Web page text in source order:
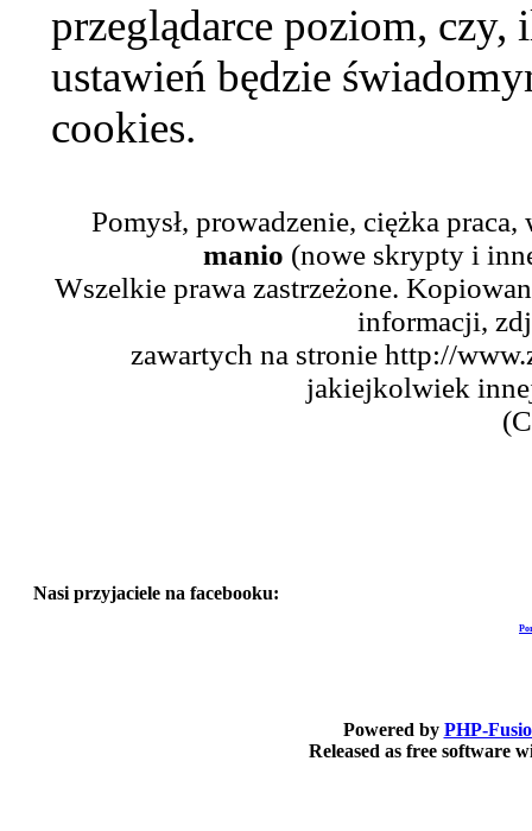
przeglądarce poziom,
ustawień będzie
cookies.
Pomysł, prowadzenie, ciężka
manio (nowe skrypty i
Wszelkie prawa zastrzeżone.
informacji,
zawartych na stronie http://
jakiejkolwiek
Nasi przyjaciele na facebooku:
Powered by PHP-
Released as free software